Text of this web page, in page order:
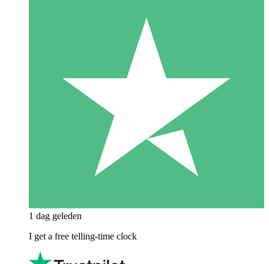
1 dag geleden
I get a free telling-time clock